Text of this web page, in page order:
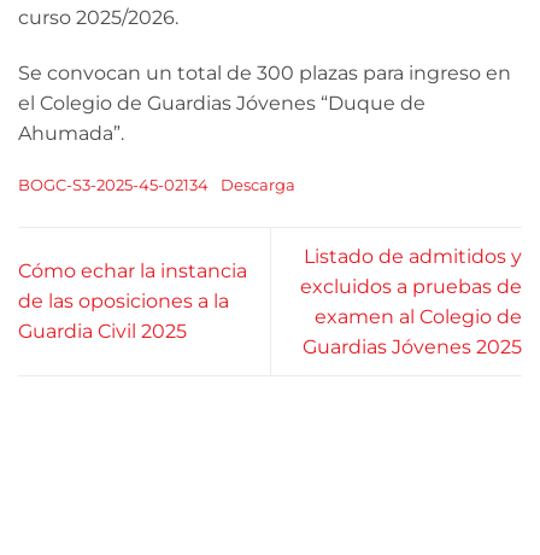
curso 2025/2026.
Se convocan un total de 300 plazas para ingreso en
el Colegio de Guardias Jóvenes “Duque de
Ahumada”.
BOGC-S3-2025-45-02134 Descarga
Cómo echar la instancia
de las oposiciones a la
Guardia Civil 2025
Listado de admitidos y
excluidos a pruebas de
examen al Colegio de
Guardias Jóvenes 2025